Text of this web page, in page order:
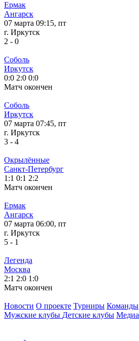
Ермак
Ангарск
07 марта 09:15, пт
г. Иркутск
2 - 0
Соболь
Иркутск
0:0 2:0 0:0
Матч окончен
Соболь
Иркутск
07 марта 07:45, пт
г. Иркутск
3 - 4
Окрылённые
Санкт-Петербург
1:1 0:1 2:2
Матч окончен
Ермак
Ангарск
07 марта 06:00, пт
г. Иркутск
5 - 1
Легенда
Москва
2:1 2:0 1:0
Матч окончен
Новости О проекте Турниры Команды
Мужские клубы Детские клубы Медиа